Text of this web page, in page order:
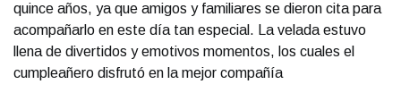
quince años, ya que amigos y familiares se dieron cita para
acompañarlo en este día tan especial. La velada estuvo
llena de divertidos y emotivos momentos, los cuales el
cumpleañero disfrutó en la mejor compañía